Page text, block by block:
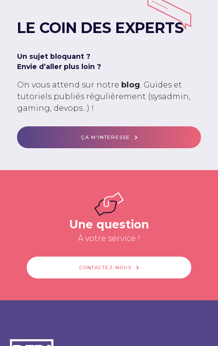
LE COIN DES EXPERTS
Un sujet bloquant ?
Envie d’aller plus loin ?
On vous attend sur notre blog. Guides et
tutoriels publiés régulièrement (sysadmin,
gaming, devops...) !
ÇA M'INTERESSE
Une question
À votre service !
CONTACTEZ-NOUS